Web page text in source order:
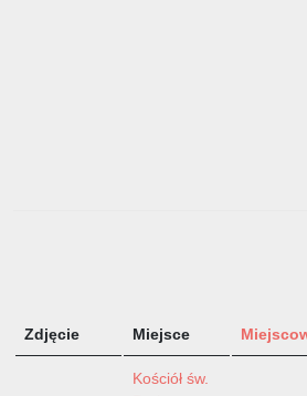
Zdjęcie Miejsce
Kościół św.